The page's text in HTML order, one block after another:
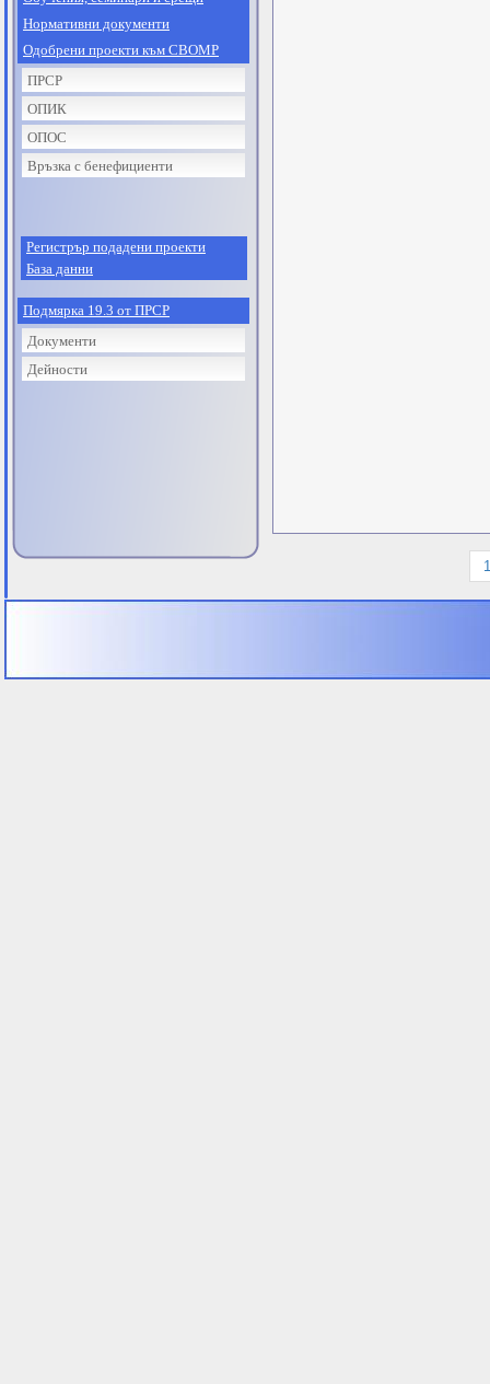
Нормативни документи
Одобрени проекти към СВОМР
ПРСР
ОПИК
ОПОС
Връзка с бенефициенти
Регистрър подадени проекти
База данни
Подмярка 19.3 от ПРСР
Документи
Дейности
1